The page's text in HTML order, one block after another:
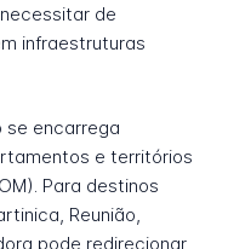
de
infraestruturas
se encarrega
e territórios
Para destinos
Reunião,
pode redirecionar